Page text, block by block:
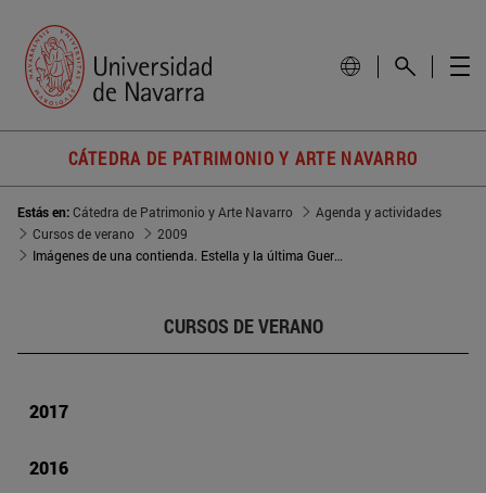
CÁTEDRA DE PATRIMONIO Y ARTE NAVARRO
Estás en:Cátedra de Patrimonio y Arte Navarro
Agenda y actividades
Cursos de verano
2009
Imágenes de una contienda. Estella y la última Guerra Carlista
CURSOS DE VERANO
2017
2016